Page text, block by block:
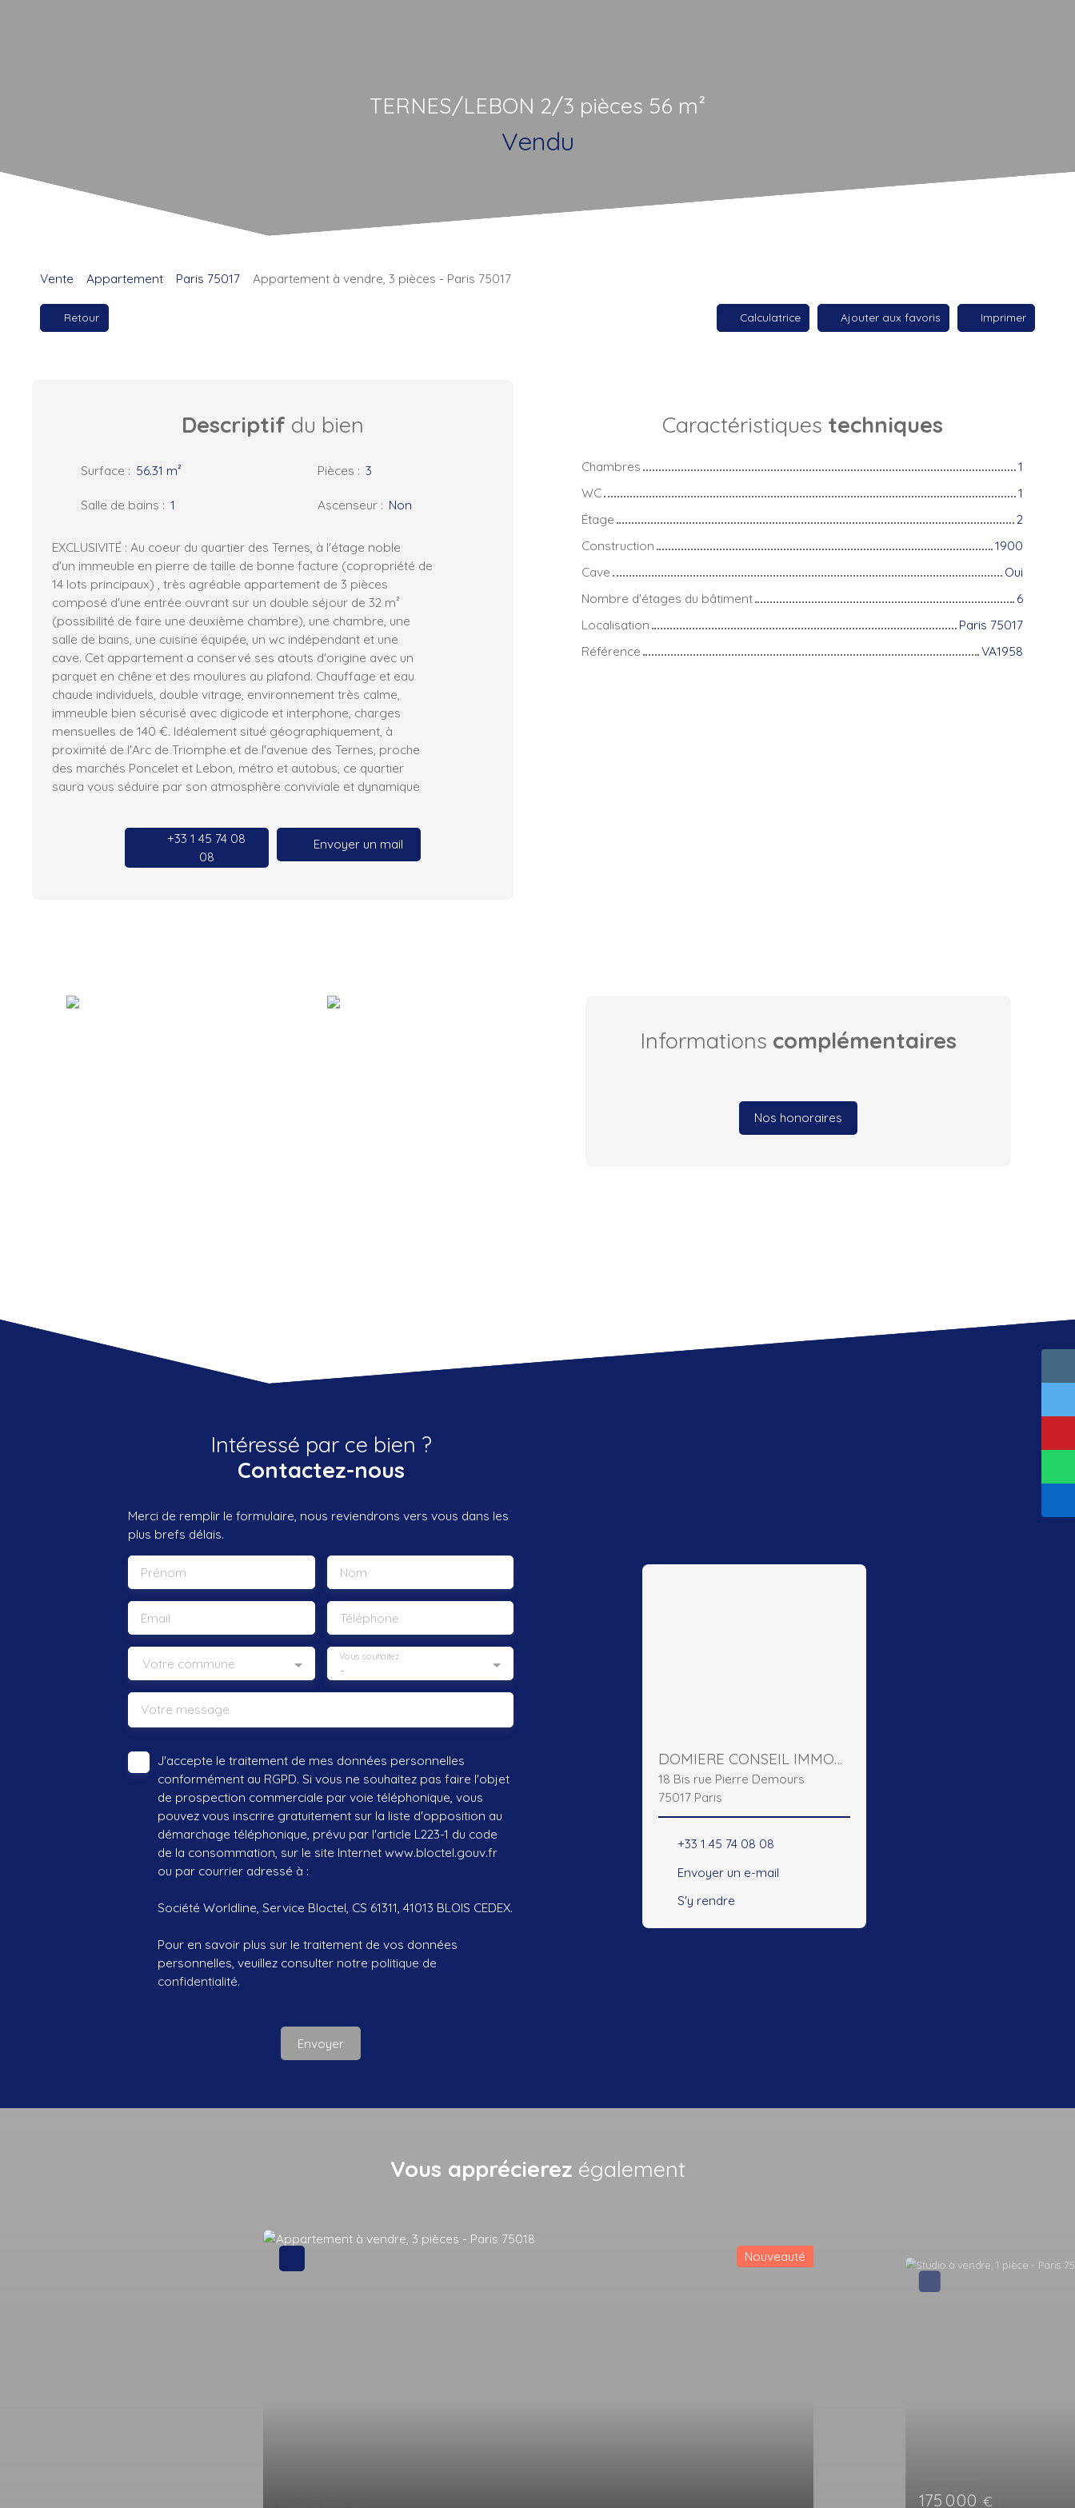
TERNES/LEBON 2/3 pièces 56 m²
Vendu
Vente Appartement Paris 75017 Appartement à vendre, 3 pièces - Paris 75017
Retour Calculatrice Ajouter aux favoris Imprimer
Descriptif du bien
Surface : 56.31 m² Pièces : 3
Salle de bains : 1 Ascenseur : Non
EXCLUSIVITÉ : Au coeur du quartier des Ternes, à l'étage noble
d'un immeuble en pierre de taille de bonne facture (copropriété de
14 lots principaux) , très agréable appartement de 3 pièces
composé d'une entrée ouvrant sur un double séjour de 32 m²
(possibilité de faire une deuxième chambre), une chambre, une
salle de bains, une cuisine équipée, un wc indépendant et une
cave. Cet appartement a conservé ses atouts d'origine avec un
parquet en chêne et des moulures au plafond. Chauffage et eau
chaude individuels, double vitrage, environnement très calme,
immeuble bien sécurisé avec digicode et interphone, charges
mensuelles de 140 €. Idéalement situé géographiquement, à
proximité de l'Arc de Triomphe et de l'avenue des Ternes, proche
des marchés Poncelet et Lebon, métro et autobus, ce quartier
saura vous séduire par son atmosphère conviviale et dynamique
+33 1 45 74 08
08
Envoyer un mail
Caractéristiques techniques
Chambres
1
WC
1
Étage
2
Construction
1900
Cave
Oui
Nombre d'étages du bâtiment
6
Localisation
Paris 75017
Référence
VA1958
Informations complémentaires
Nos honoraires
Intéressé par ce bien ?
Contactez-nous
Merci de remplir le formulaire, nous reviendrons vers vous dans les
plus brefs délais.
Prénom Nom
Email Téléphone
Votre commune -
Vous souhaitez
Votre message
J'accepte le traitement de mes données personnelles
conformément au RGPD. Si vous ne souhaitez pas faire l'objet
de prospection commerciale par voie téléphonique, vous
pouvez vous inscrire gratuitement sur la liste d'opposition au
démarchage téléphonique, prévu par l'article L223-1 du code
de la consommation, sur le site Internet www.bloctel.gouv.fr
ou par courrier adressé à :
Société Worldline, Service Bloctel, CS 61311, 41013 BLOIS CEDEX.
Pour en savoir plus sur le traitement de vos données
personnelles, veuillez consulter notre politique de
confidentialité.
Envoyer
DOMIERE CONSEIL IMMOBILIER
18 Bis rue Pierre Demours
75017 Paris
+33 1 45 74 08 08
Envoyer un e-mail
S'y rendre
Vous apprécierez également
Exclusivité
235 000